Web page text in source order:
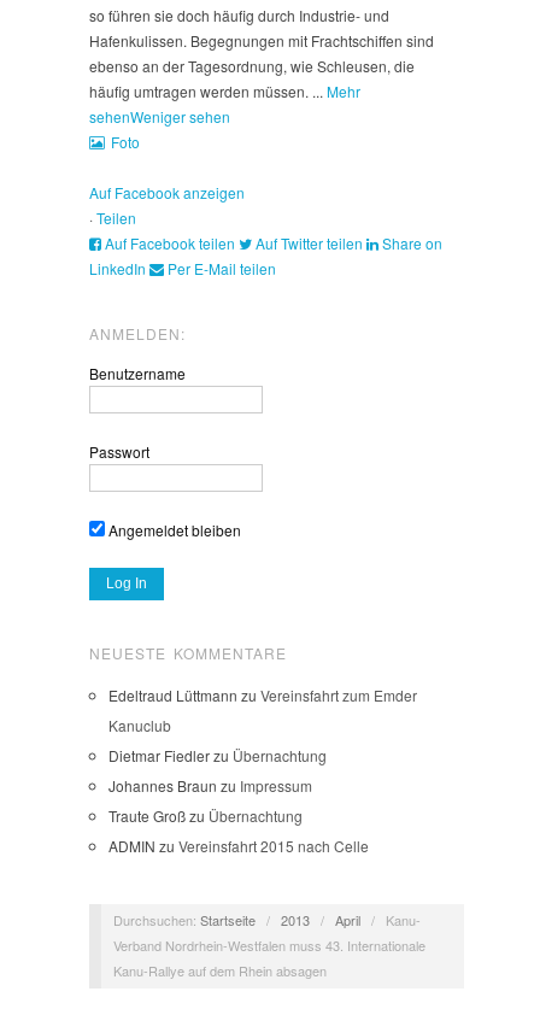
so führen sie doch häufig durch Industrie- und
Hafenkulissen. Begegnungen mit Frachtschiffen sind
ebenso an der Tagesordnung, wie Schleusen, die
häufig umtragen werden müssen. ... Mehr
sehenWeniger sehen
Foto
Auf Facebook anzeigen
·Teilen
Auf Facebook teilen
Auf Twitter teilen
Share on
LinkedIn
Per E-Mail teilen
ANMELDEN:
Benutzername
Passwort
Angemeldet bleiben
NEUESTE KOMMENTARE
Edeltraud Lüttmann zu Vereinsfahrt zum Emder
Kanuclub
Dietmar Fiedlerzu Übernachtung
Johannes Braun zu Impressum
Traute Großzu Übernachtung
ADMIN zu Vereinsfahrt 2015 nach Celle
Durchsuchen: Startseite / 2013 / April /
Kanu-
Verband Nordrhein-Westfalen muss 43. Internationale
Kanu-Rallye auf dem Rhein absagen